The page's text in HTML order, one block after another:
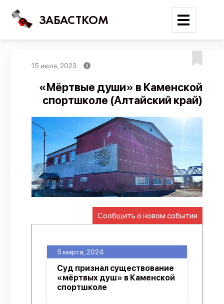
ЗАБАСТКОМ
Поиск
Новости
Карта событий
Трудовые конфликты
Отчеты
Предложить публикацию
API
Политика конфиденциальности
15 июля, 2023
«Мёртвые души» в Каменской
спортшколе (Алтайский край)
Сообщить о новом событии
5 марта, 2024
Суд признал существование
«мёртвых душ» в Каменской
спортшколе